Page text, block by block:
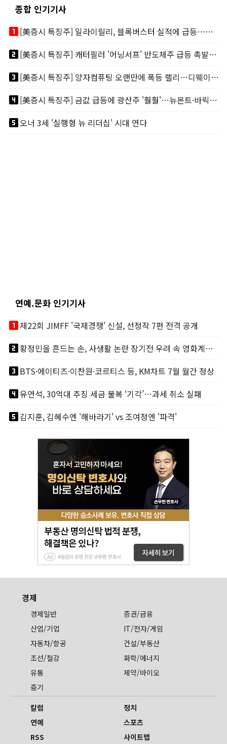
종합 인기기사
looks_one
[美증시 특징주] 일라이릴리, 블록버스터 실적에 급등…마운자로 매출 폭발
looks_two
[美증시 특징주] 캐터필러 '어닝서프' 반도체주 급등 촉발…"AI 데이터센터 건설 강력"
looks_3
[美증시 특징주] 양자컴퓨팅 오랜만에 폭등 랠리…디웨이브·아이온큐 주도
looks_4
[美증시 특징주] 금값 급등에 광산주 '훨훨'…뉴몬트·바릭마이닝 주도
looks_5오너 3세 '실행형 뉴 리더십' 시대 연다
연예.문화 인기기사
looks_one제22회 JIMFF '국제경쟁' 신설, 선정작 7편 전격 공개
looks_two
황정민을 흔드는 손, 사생활 논란 장기전 우려 속 영화계도 리스크
looks_3BTS·에이티즈·이찬원·코르티스 등, KM차트 7월 월간 정상
looks_4유연석, 30억대 추징 세금 불복 ‘기각’…과세 취소 실패
looks_5김지훈, 김혜수엔 '해바라기' vs 조여정엔 '파격'
경제
경제일반
증권/금융
산업/기업
IT/전자/게임
자동차/항공
건설/부동산
조선/철강
화학/에너지
유통
제약/바이오
중기
칼럼
정치
연예
스포츠
RSS
사이트맵